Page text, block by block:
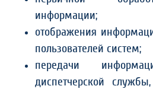
информации;
отображения
пользователей систем;
передачи
диспетчерской